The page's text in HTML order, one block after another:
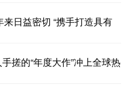
日益密切 “携手打造具有
搓的“年度大作”冲上全球热